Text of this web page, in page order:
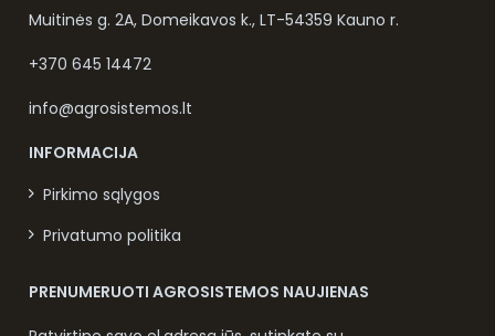
Muitinės g. 2A, Domeikavos k., LT-54359 Kauno r.
+370 645 14472
info@agrosistemos.lt
INFORMACIJA
Pirkimo sąlygos
Privatumo politika
PRENUMERUOTI AGROSISTEMOS NAUJIENAS